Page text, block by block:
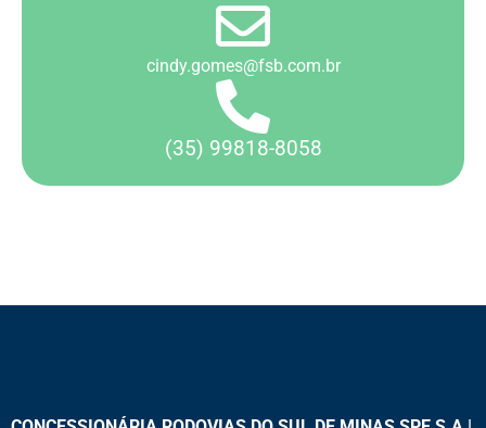
cindy.gomes@fsb.com.br
(35) 99818-8058